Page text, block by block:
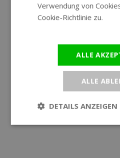
Verwendung von
Cookie-Richtlinie zu.
ALLE
ALLE
DETAILS ANZEIGEN